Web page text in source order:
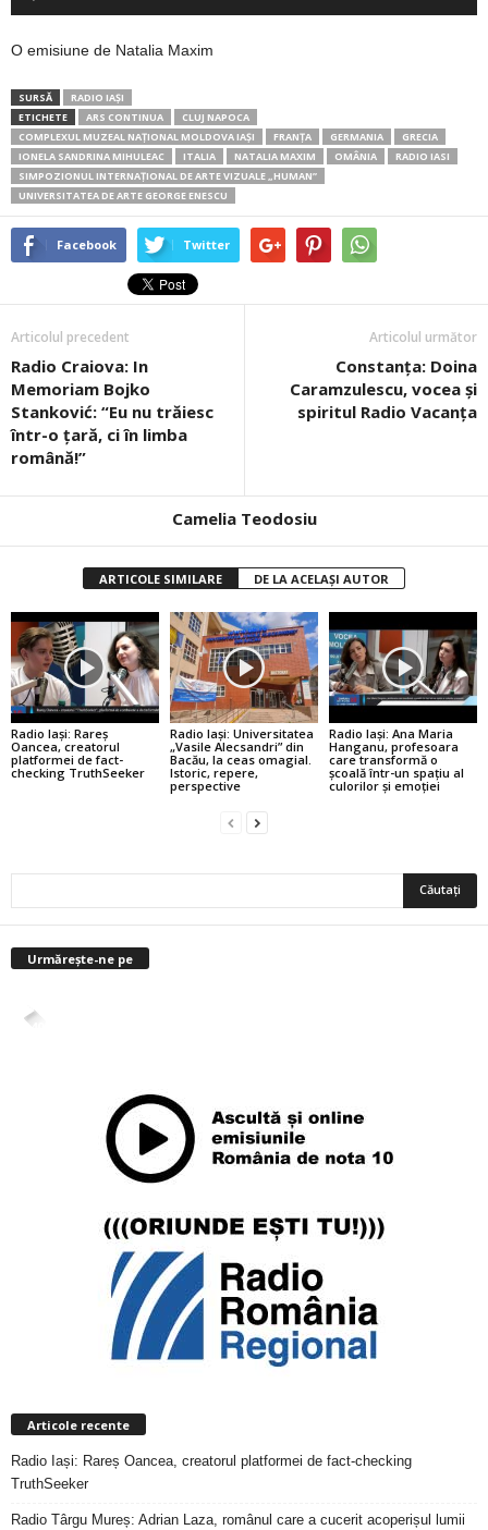
O emisiune de Natalia Maxim
SURSĂ
RADIO IAȘI
ETICHETE
ARS CONTINUA
CLUJ NAPOCA
COMPLEXUL MUZEAL NAȚIONAL MOLDOVA IAȘI
FRANŢA GERMANIA
GRECIA
IONELA SANDRINA MIHULEAC
ITALIA NATALIA MAXIM OMÂNIA
RADIO IASI
SIMPOZIONUL INTERNAȚIONAL DE ARTE VIZUALE „HUMAN”
UNIVERSITATEA DE ARTE GEORGE ENESCU
Facebook Twitter
Articolul precedent
Radio Craiova: In
Memoriam Bojko
Stanković: “Eu nu trăiesc
într-o țară, ci în limba
română!”
Articolul următor
Constanța: Doina
Caramzulescu, vocea și
spiritul Radio Vacanța
Camelia Teodosiu
ARTICOLE SIMILARE DE LA ACELAȘI AUTOR
Radio Iași: Rareș
Oancea, creatorul
platformei de fact-
checking TruthSeeker
Radio Iași: Universitatea
„Vasile Alecsandri” din
Bacău, la ceas omagial.
Istoric, repere,
perspective
Radio Iași: Ana Maria
Hanganu, profesoara
care transformă o
școală într-un spațiu al
culorilor și emoției
Urmărește-ne pe
4,400
Articole recente
Radio Iași: Rareș Oancea, creatorul platformei de fact-checking
TruthSeeker
Radio Târgu Mureș: Adrian Laza, românul care a cucerit acoperișul lumii